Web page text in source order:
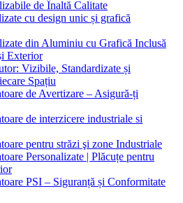
de Înaltă Calitate
cu design unic și grafică
din Aluminiu cu Grafică Inclusă
Exterior
Vizibile, Standardizate și
Spațiu
de Avertizare – Asigură-ți
de interzicere industriale si
pentru străzi şi zone Industriale
Personalizate | Plăcuțe pentru
PSI – Siguranță și Conformitate